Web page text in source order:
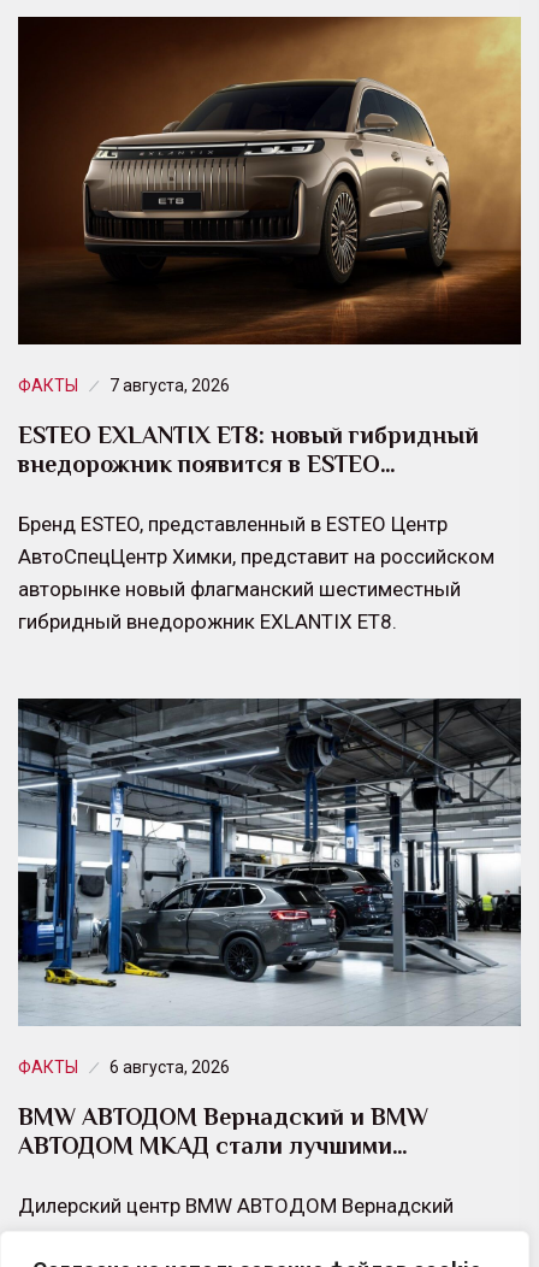
ФАКТЫ 7 августа, 2026
ESTEO EXLANTIX ET8: новый гибридный
внедорожник появится в ESTEO…
Бренд ESTEO, представленный в ESTEO Центр
АвтоСпецЦентр Химки, представит на российском
авторынке новый флагманский шестиместный
гибридный внедорожник EXLANTIX ET8.
ФАКТЫ 6 августа, 2026
BMW АВТОДОМ Вернадский и BMW
АВТОДОМ МКАД стали лучшими…
Дилерский центр BMW АВТОДОМ Вернадский
удостоен почетной награды от сервиса 2ГИС в